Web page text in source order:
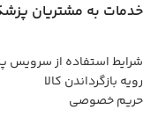
خدمات به مشتریان
شرایط استفاده از سرویس
رویه بازگرداندن کالا
حریم خصوصی